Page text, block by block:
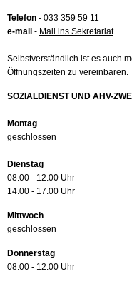
Telefon - 033 359 59 11
e-mail - Mail ins Sekretariat
Selbstverständlich ist es auch
Öffnungszeiten zu vereinbaren.
SOZIALDIENST UND AHV-
Montag
geschlossen
Dienstag
08.00 - 12.00 Uhr
14.00 - 17.00 Uhr
Mittwoch
geschlossen
Donnerstag
08.00 - 12.00 Uhr